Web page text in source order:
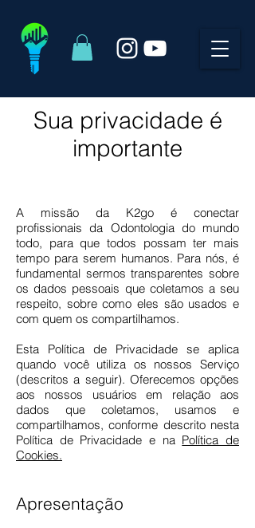
Sua privacidade é
importante
A missão da K2go é conectar
profissionais da Odontologia do mundo
todo, para que todos possam ter mais
tempo para serem humanos. Para nós, é
fundamental sermos transparentes sobre
os dados pessoais que coletamos a seu
respeito, sobre como eles são usados e
com quem os compartilhamos.
Esta Política de Privacidade se aplica
quando você utiliza os nossos Serviço
(descritos a seguir). Oferecemos opções
aos nossos usuários em relação aos
dados que coletamos, usamos e
compartilhamos, conforme descrito nesta
Política de Privacidade e na Política de
Cookies.
Apresentação